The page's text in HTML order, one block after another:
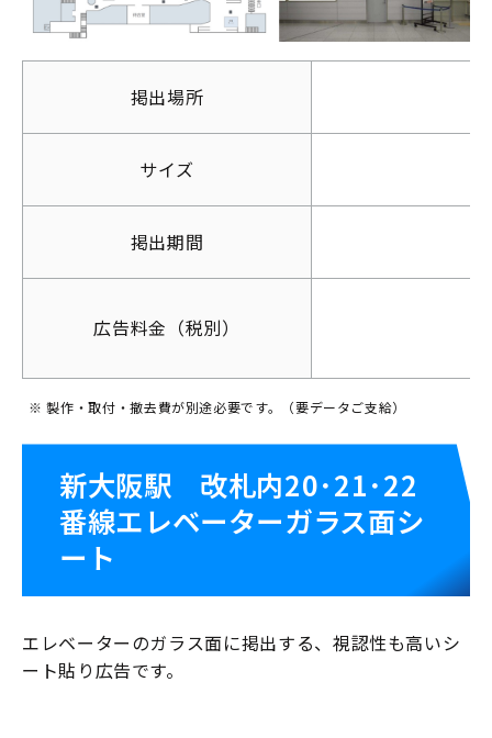
ニュース
掲出場所
サイズ
掲出期間
広告料金（税別）
※ 製作・取付・撤去費が別途必要です。（要データご支給）
新大阪駅 改札内20･21･22
番線エレベーターガラス面シ
ート
エレベーターのガラス面に掲出する、視認性も高いシ
ート貼り広告です。